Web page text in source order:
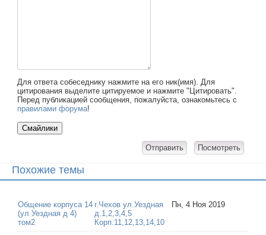
Для ответа собеседнику нажмите на его ник(имя). Для
цитирования выделите цитируемое и нажмите "Цитировать".
Перед публикацией сообщения, пожалуйста, ознакомьтесь с
правилами форума!
Похожие темы
Общение корпуса 14
(ул Уездная д 4)
том2
г.Чехов ул.Уездная
д.1,2,3,4,5
Корп.11,12,13,14,10
Пн, 4 Ноя 2019